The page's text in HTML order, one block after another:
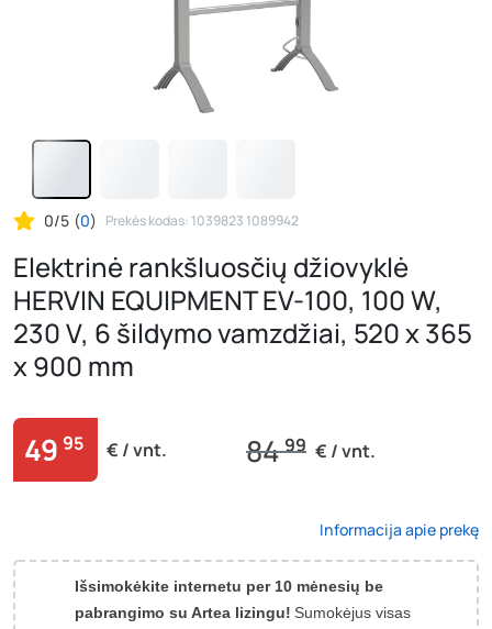
0/5 (0) Prekės kodas: 1039823 1089942
Elektrinė rankšluosčių džiovyklė
HERVIN EQUIPMENT EV-100, 100 W,
230 V, 6 šildymo vamzdžiai, 520 x 365
x 900 mm
49 95 € / vnt. 8499 € / vnt.
Informacija apie prekę
Išsimokėkite internetu per 10 mėnesių be
pabrangimo su Artea lizingu! Sumokėjus visas